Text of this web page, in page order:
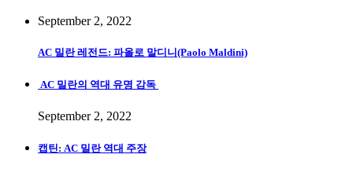
September 2, 2022
AC 밀란 레전드: 파올로 말디니(Paolo Maldini)
AC 밀란의 역대 유명 감독
September 2, 2022
캡틴: AC 밀란 역대 주장